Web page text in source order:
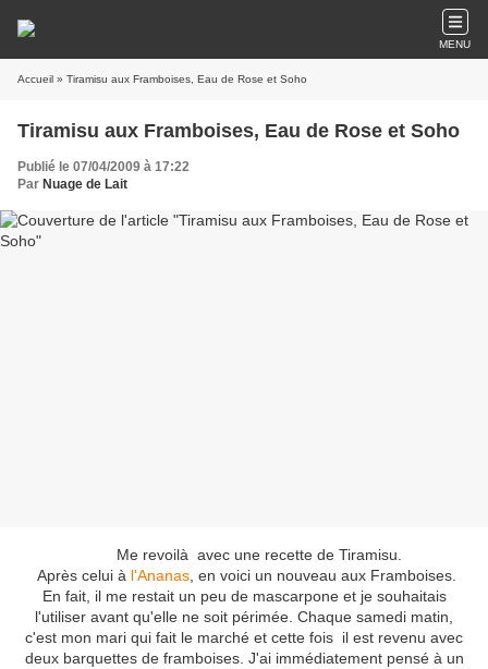
MENU
Accueil » Tiramisu aux Framboises, Eau de Rose et Soho
Tiramisu aux Framboises, Eau de Rose et Soho
Publié le 07/04/2009 à 17:22
Par Nuage de Lait
Me revoilà avec une recette de Tiramisu.
Après celui à l'Ananas, en voici un nouveau aux Framboises.
En fait, il me restait un peu de mascarpone et je souhaitais
l'utiliser avant qu'elle ne soit périmée. Chaque samedi matin,
c'est mon mari qui fait le marché et cette fois il est revenu avec
deux barquettes de framboises. J'ai immédiatement pensé à un